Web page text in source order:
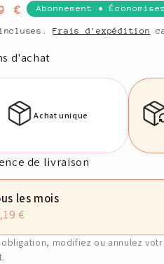
€ Abonnement •
incluses.Frais d'expédition
d'achat
Achat unique
de livraison
les mois
€
obligation, modifiez ou annulez